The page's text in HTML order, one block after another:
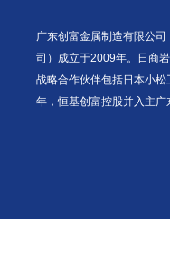
广东创富金属制造有限公
司）成立于2009年。日商
战略合作伙伴包括日本小
年，恒基创富控股并入主广